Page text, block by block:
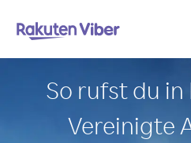
So rufst du in
Vereinigte